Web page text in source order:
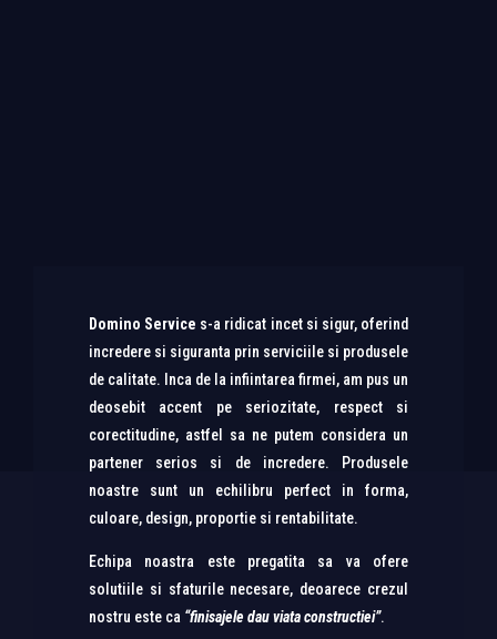
Domino Service s-a ridicat incet si sigur, oferind
incredere si siguranta prin serviciile si produsele
de calitate. Inca de la infiintarea firmei, am pus un
deosebit accent pe seriozitate, respect si
corectitudine, astfel sa ne putem considera un
partener serios si de incredere. Produsele
noastre sunt un echilibru perfect in forma,
culoare, design, proportie si rentabilitate.
Echipa noastra este pregatita sa va ofere
solutiile si sfaturile necesare, deoarece crezul
nostru este ca “finisajele dau viata constructiei”.